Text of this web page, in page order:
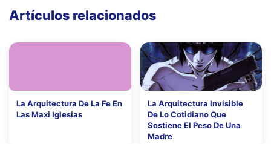
Artículos relacionados
La Arquitectura De La Fe En
Las Maxi Iglesias
La Arquitectura Invisible
De Lo Cotidiano Que
Sostiene El Peso De Una
Madre